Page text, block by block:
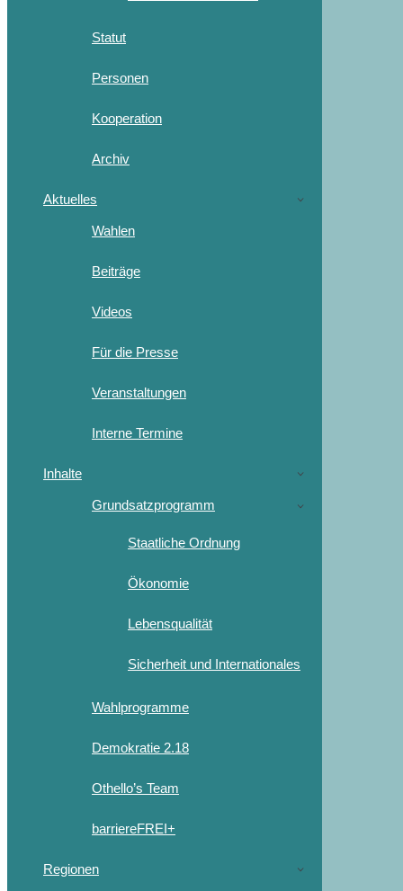
Statut
Personen
Kooperation
Archiv
Aktuelles
Wahlen
Beiträge
Videos
Für die Presse
Veranstaltungen
Interne Termine
Inhalte
Grundsatzprogramm
Staatliche Ordnung
Ökonomie
Lebensqualität
Sicherheit und Internationales
Wahlprogramme
Demokratie 2.18
Othello’s Team
barriereFREI+
Regionen